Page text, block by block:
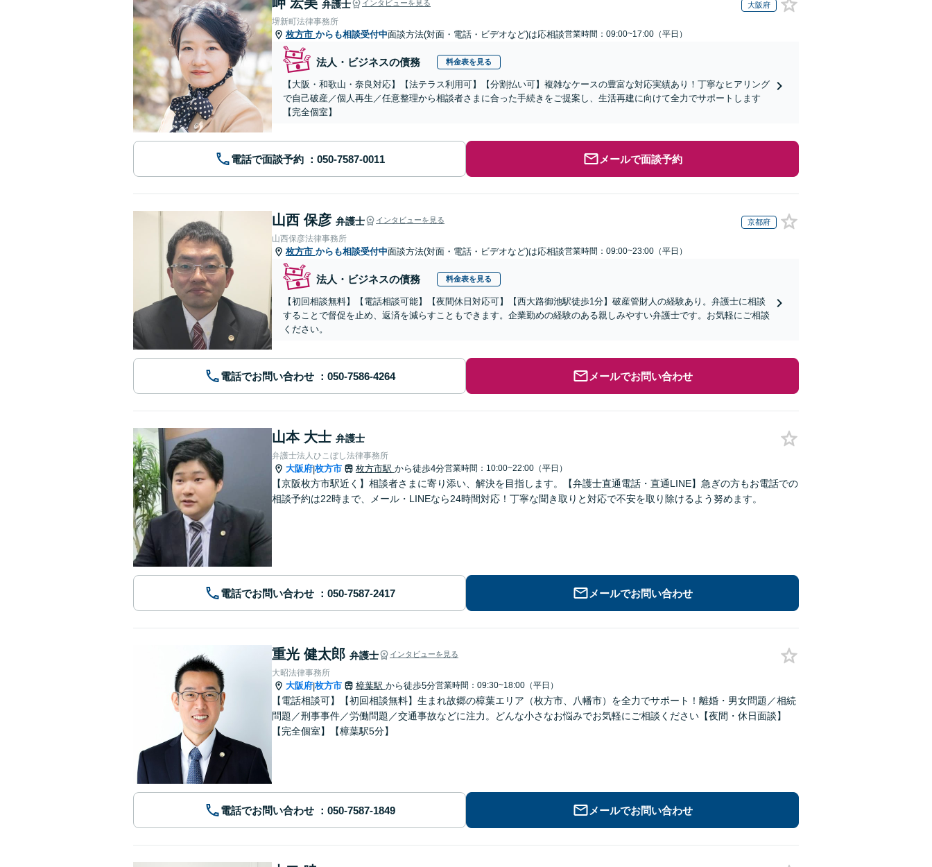
弁護士 インタビューを見る 大阪府
堺新町法律事務所
枚方市 からも相談受付中面談方法(対面・電話・ビデオなど)は応相談営業時間：09:00~17:00（平日）
法人・ビジネスの債務 料金表を見る
【大阪・和歌山・奈良対応】【法テラス利用可】【分割払い可】複雑なケースの豊富な対応実績あり！丁寧なヒアリング
で自己破産／個人再生／任意整理から相談者さまに合った手続きをご提案し、生活再建に向けて全力でサポートします
【完全個室】
電話で面談予約 メールで面談予約
山西 保彦 弁護士 インタビューを見る 京都府
山西保彦法律事務所
枚方市 からも相談受付中面談方法(対面・電話・ビデオなど)は応相談営業時間：09:00~23:00（平日）
法人・ビジネスの債務 料金表を見る
【初回相談無料】【電話相談可能】【夜間休日対応可】【西大路御池駅徒歩1分】破産管財人の経験あり。弁護士に相談
することで督促を止め、返済を減らすこともできます。企業勤めの経験のある親しみやすい弁護士です。お気軽にご相談
ください。
電話でお問い合わせ メールでお問い合わせ
山本 大士 弁護士
弁護士法人ひこぼし法律事務所
大阪府|枚方市 枚方市駅 から徒歩4分営業時間：10:00~22:00（平日）
【京阪枚方市駅近く】相談者さまに寄り添い、解決を目指します。【弁護士直通電話・直通LINE】急ぎの方もお電話での
相談予約は22時まで、メール・LINEなら24時間対応！丁寧な聞き取りと対応で不安を取り除けるよう努めます。
電話でお問い合わせ メールでお問い合わせ
重光 健太郎 弁護士 インタビューを見る
大昭法律事務所
大阪府|枚方市 樟葉駅 から徒歩5分営業時間：09:30~18:00（平日）
【電話相談可】【初回相談無料】生まれ故郷の樟葉エリア（枚方市、八幡市）を全力でサポート！離婚・男女問題／相続
問題／刑事事件／労働問題／交通事故などに注力。どんな小さなお悩みでお気軽にご相談ください【夜間・休日面談】
【完全個室】【樟葉駅5分】
電話でお問い合わせ メールでお問い合わせ